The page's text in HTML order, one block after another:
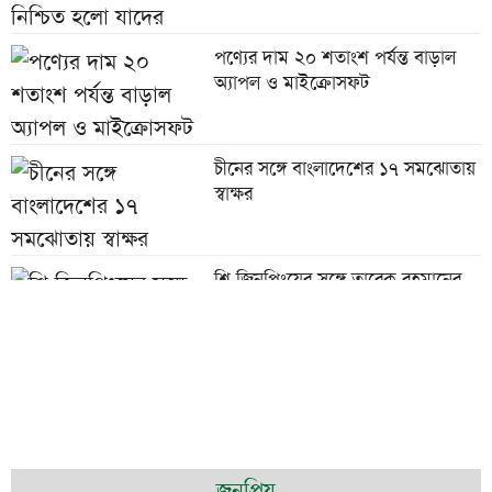
পণ্যের দাম ২০ শতাংশ পর্যন্ত বাড়াল
অ্যাপল ও মাইক্রোসফট
চীনের সঙ্গে বাংলাদেশের ১৭ সমঝোতায়
স্বাক্ষর
শি জিনপিংয়ের সঙ্গে তারেক রহমানের
চট্টগ্রামে মসজিদে চুরি হওয়া পৌনে ২